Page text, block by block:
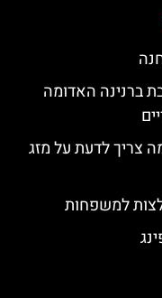
ברנינה האדומה
צריך לדעת על מזג
למשפחות